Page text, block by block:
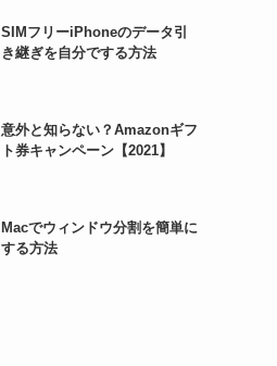
SIMフリーiPhoneのデータ引
き継ぎを自分でする方法
意外と知らない？Amazonギフ
ト券キャンペーン【2021】
Macでウィンドウ分割を簡単に
する方法